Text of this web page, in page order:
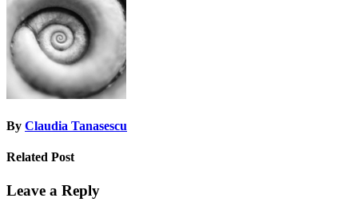
By Claudia Tanasescu
Related Post
Leave a Reply